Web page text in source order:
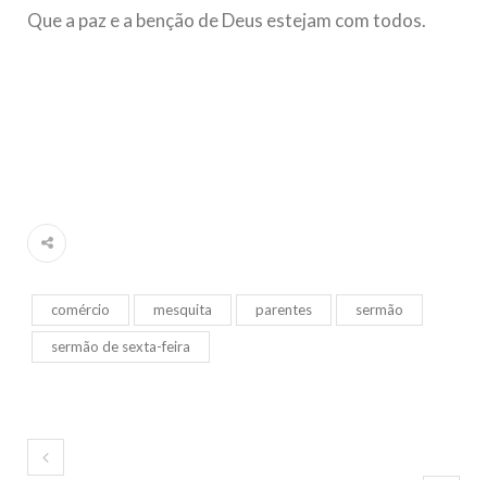
Que a paz e a benção de Deus estejam com todos.
comércio mesquita parentes sermão
sermão de sexta-feira